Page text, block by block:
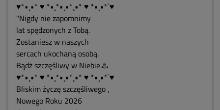
♥*•¸•* ♥ *•¸*•¸•*¸•* ♥ *•¸•*`♥
"Nigdy nie zapomnimy
lat spędzonych z Tobą.
Zostaniesz w naszych
sercach ukochaną osobą.
Bądż szczęśliwy w Niebie.♨️
♥*•¸•* ♥ *•¸*•¸•*¸•* ♥ *•¸•*`♥
Bliskim życzę szczęśliwego ,
Nowego Roku 2026